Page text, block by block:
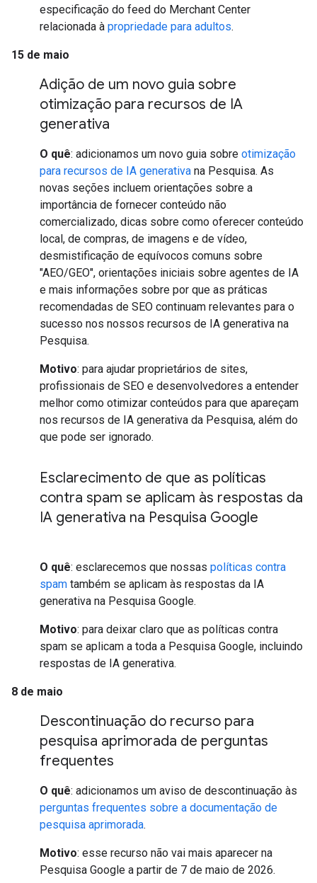
especificação do feed do Merchant Center
relacionada à propriedade para adultos.
15 de maio
Adição de um novo guia sobre
otimização para recursos de IA
generativa
O quê: adicionamos um novo guia sobre otimização
para recursos de IA generativa na Pesquisa. As
novas seções incluem orientações sobre a
importância de fornecer conteúdo não
comercializado, dicas sobre como oferecer conteúdo
local, de compras, de imagens e de vídeo,
desmistificação de equívocos comuns sobre
"AEO/GEO", orientações iniciais sobre agentes de IA
e mais informações sobre por que as práticas
recomendadas de SEO continuam relevantes para o
sucesso nos nossos recursos de IA generativa na
Pesquisa.
Motivo: para ajudar proprietários de sites,
profissionais de SEO e desenvolvedores a entender
melhor como otimizar conteúdos para que apareçam
nos recursos de IA generativa da Pesquisa, além do
que pode ser ignorado.
Esclarecimento de que as políticas
contra spam se aplicam às respostas da
IA generativa na Pesquisa Google
O quê: esclarecemos que nossas políticas contra
spam também se aplicam às respostas da IA
generativa na Pesquisa Google.
Motivo: para deixar claro que as políticas contra
spam se aplicam a toda a Pesquisa Google, incluindo
respostas de IA generativa.
8 de maio
Descontinuação do recurso para
pesquisa aprimorada de perguntas
frequentes
O quê: adicionamos um aviso de descontinuação às
perguntas frequentes sobre a documentação de
pesquisa aprimorada.
Motivo: esse recurso não vai mais aparecer na
Pesquisa Google a partir de 7 de maio de 2026.